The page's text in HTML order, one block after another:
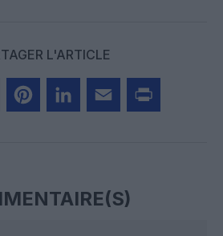
L'ARTICLE